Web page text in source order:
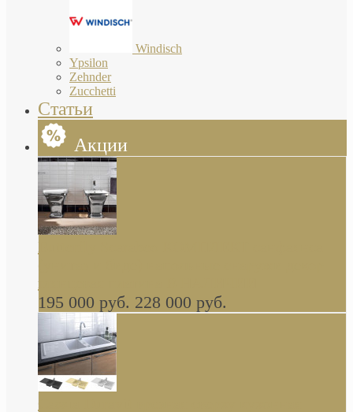
Windisch
Ypsilon
Zehnder
Zucchetti
Статьи
Акции
Butterfly Scarabeo КОМПЛЕКТ санфаянса
глянцевая платина В НАЛИЧИИ
195 000 руб. 228 000 руб.